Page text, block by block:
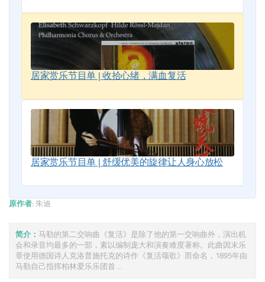
居家赏乐节目单 | 收拾心绪，满血复活
居家赏乐节目单 | 舒缓优美的旋律让人身心放松
原作者: 朱迪
简介： 马勒的第二交响曲《复活》是除了他的第一交响曲外，演出机
会和录音均最多的一部，素以编制庞大和演奏难度著称。此曲因末乐
章使用德国诗人克洛普施托克的诗作《复活颂歌》而命名，1895年由
马勒自己指挥柏林爱乐乐团首 ...